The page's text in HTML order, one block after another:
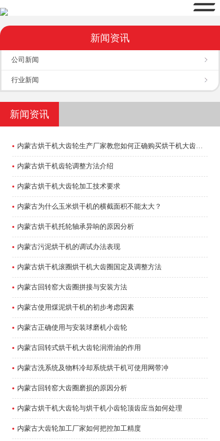
新闻资讯
公司新闻
行业新闻
新闻资讯
内蒙古烘干机大齿轮生产厂家教您如何正确购买烘干机大齿轮配件
内蒙古烘干机齿轮调整方法介绍
内蒙古烘干机大齿轮加工技术要求
内蒙古为什么玉米烘干机的横截面积不能太大？
内蒙古烘干机托轮轴承异响的原因分析
内蒙古污泥烘干机的调试办法表现
内蒙古烘干机滚圈烘干机大齿圈国定及调整方法
内蒙古回转窑大齿圈拼接与安装方法
内蒙古使用煤泥烘干机的初步考虑因素
内蒙古正确使用与安装球磨机小齿轮
内蒙古回转式烘干机大齿轮润滑油的作用
内蒙古洗系统及物料冷却系统烘干机可使用网带冲
内蒙古回转窑大齿圈磨损的原因分析
内蒙古烘干机大齿轮与烘干机小齿轮顶齿应当如何处理
内蒙古大齿轮加工厂家如何把控加工精度